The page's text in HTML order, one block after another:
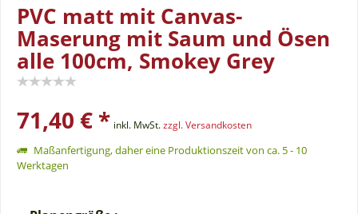
PVC matt mit Canvas-
Maserung mit Saum und Ösen
alle 100cm, Smokey Grey
71,40 € * inkl. MwSt.zzgl. Versandkosten
Maßanfertigung, daher eine Produktionszeit von ca. 5 - 10
Werktagen